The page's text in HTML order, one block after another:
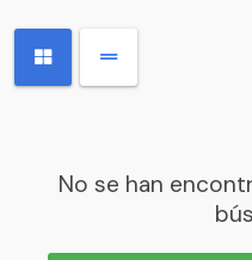
No se han